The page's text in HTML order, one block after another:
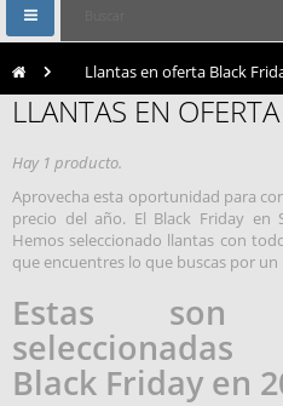
Navegación
Toggle
Llantas en oferta Black
LLANTAS EN
Hay 1 producto.
Aprovecha esta oportunidad para
precio del año. El Black Friday en
Hemos seleccionado llantas con
que encuentres lo que buscas por
Estas son
Black Friday en